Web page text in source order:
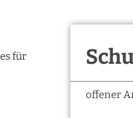
für
offener